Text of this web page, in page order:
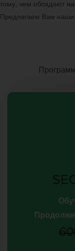
тому, чем обладают
Предлагаем Вам наши